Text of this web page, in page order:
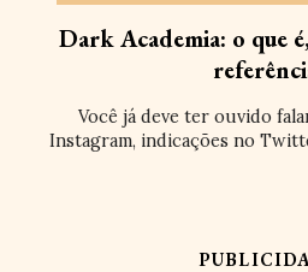
Dark Academia: o que
Você já deve ter ouvido
Instagram, indicações no